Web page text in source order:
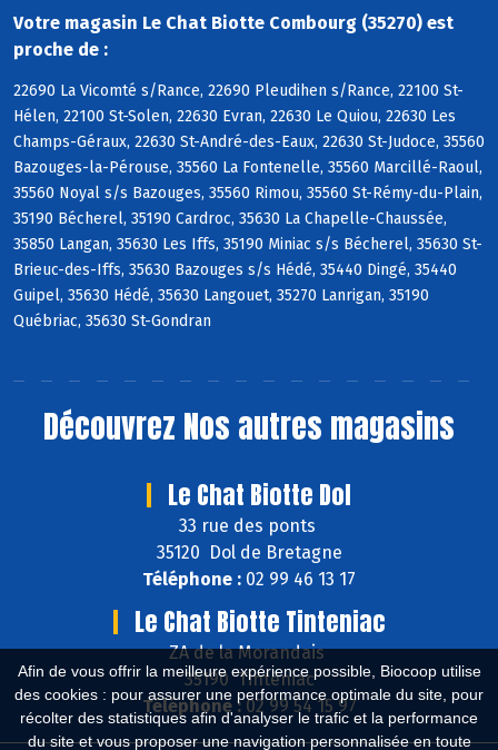
Afin de vous offrir la meilleure expérience possible, Biocoop utilise
des cookies : pour assurer une performance optimale du site, pour
récolter des statistiques afin d'analyser le trafic et la performance
du site et vous proposer une navigation personnalisée en toute
Votre magasin Le Chat Biotte Combourg (35270) est
proche de :
22690 La Vicomté s/Rance, 22690 Pleudihen s/Rance, 22100 St-
Hélen, 22100 St-Solen, 22630 Evran, 22630 Le Quiou, 22630 Les
Champs-Géraux, 22630 St-André-des-Eaux, 22630 St-Judoce, 35560
Bazouges-la-Pérouse, 35560 La Fontenelle, 35560 Marcillé-Raoul,
35560 Noyal s/s Bazouges, 35560 Rimou, 35560 St-Rémy-du-Plain,
35190 Bécherel, 35190 Cardroc, 35630 La Chapelle-Chaussée,
35850 Langan, 35630 Les Iffs, 35190 Miniac s/s Bécherel, 35630 St-
Brieuc-des-Iffs, 35630 Bazouges s/s Hédé, 35440 Dingé, 35440
Guipel, 35630 Hédé, 35630 Langouet, 35270 Lanrigan, 35190
Québriac, 35630 St-Gondran
Découvrez Nos autres magasins
Le Chat Biotte Dol
33 rue des ponts
35120 Dol de Bretagne
Téléphone : 02 99 46 13 17
Le Chat Biotte Tinteniac
ZA de la Morandais
35190 Tinténiac
Téléphone :02 99 54 15 97